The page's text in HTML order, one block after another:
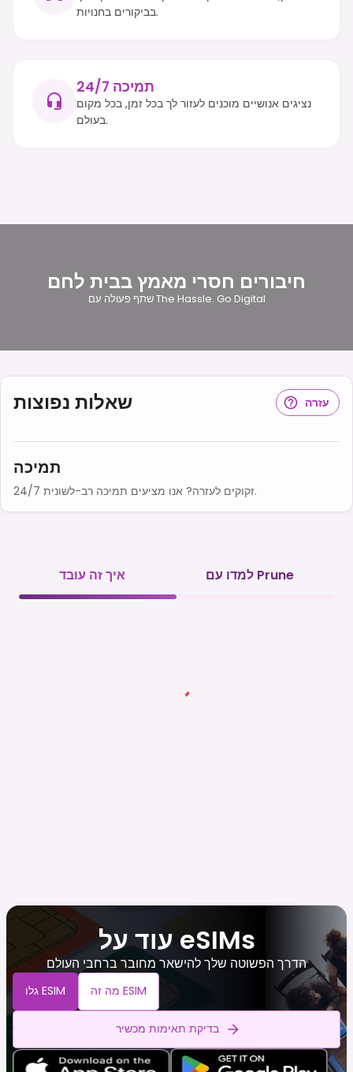
בביקורים בחנויות.
תמיכה 24/7
נציגים אנושיים מוכנים לעזור לך בכל זמן, בכל מקום
בעולם.
חיבורים חסרי מאמץ בבית לחם
שתף פעולה עם The Hassle. Go Digital
שאלות נפוצות עזרה
תמיכה
זקוקים לעזרה? אנו מציעים תמיכה רב-לשונית 24/7.
איך זה עובד למדו עם Prune
עוד על eSIMs
הדרך הפשוטה שלך להישאר מחובר ברחבי העולם
גלו ESIM מה זה ESIM
בדיקת תאימות מכשיר